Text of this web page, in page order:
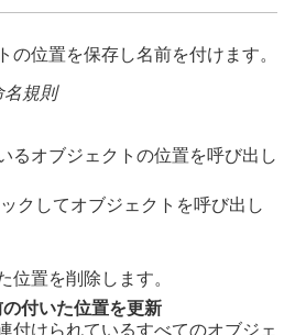
位置を保存し名前を付けます。
名規則
るオブジェクトの位置を呼び出し
クしてオブジェクトを呼び出し
置を削除します。
付いた位置を更新
付けられているすべてのオブジェ